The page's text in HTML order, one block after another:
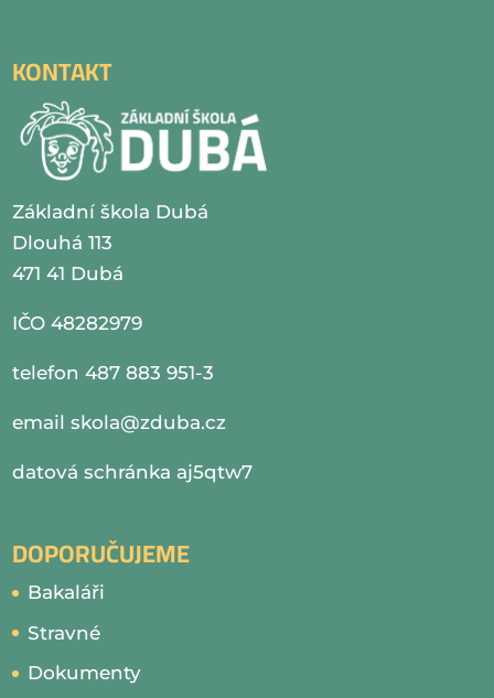
KONTAKT
Základní škola Dubá
Dlouhá 113
471 41 Dubá
IČO 48282979
telefon 487 883 951-3
emailskola@zduba.cz
datová schránka aj5qtw7
DOPORUČUJEME
Bakaláři
Stravné
Dokumenty